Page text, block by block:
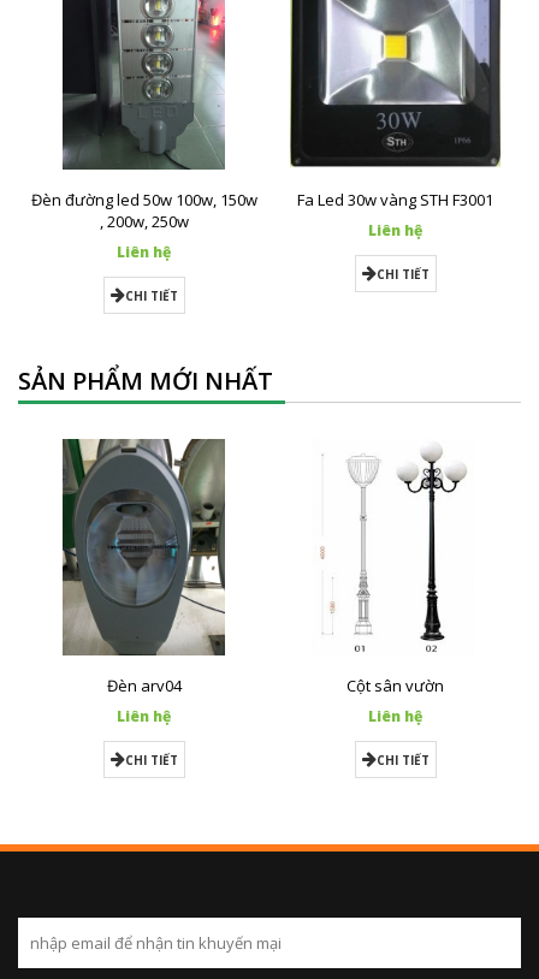
Đèn đường led 50w 100w, 150w
, 200w, 250w
Liên hệ
CHI TIẾT
Fa Led 30w vàng STH F3001
Liên hệ
CHI TIẾT
SẢN PHẨM MỚI NHẤT
Đèn arv04
Liên hệ
CHI TIẾT
Cột sân vườn
Liên hệ
CHI TIẾT